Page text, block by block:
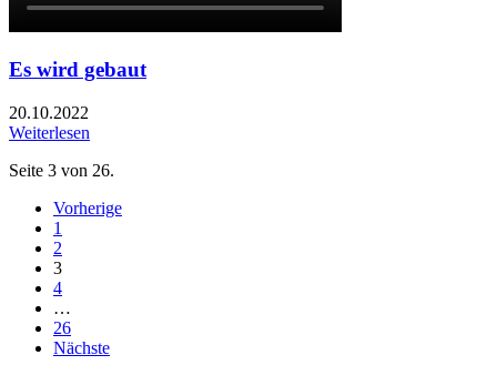
Es wird gebaut
20.10.2022
Weiterlesen
Seite 3 von 26.
Vorherige
1
2
3
4
…
26
Nächste